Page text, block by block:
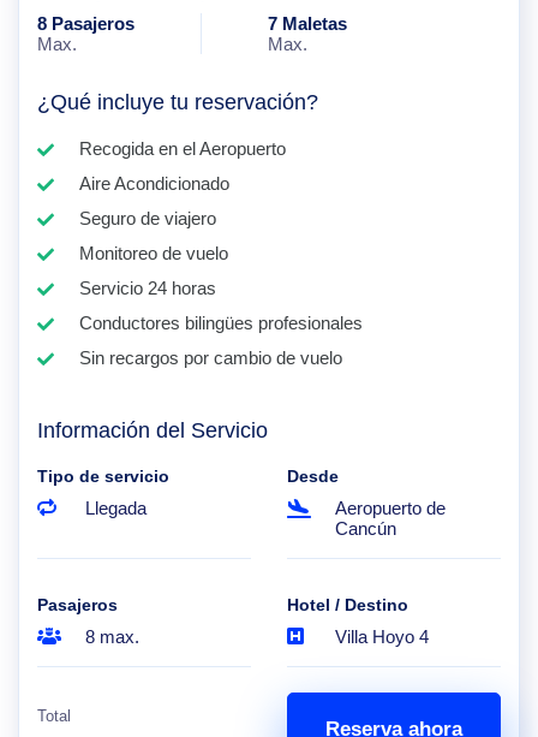
8 Pasajeros
Max.
7 Maletas
Max.
¿Qué incluye tu reservación?
Recogida en el Aeropuerto
Aire Acondicionado
Seguro de viajero
Monitoreo de vuelo
Servicio 24 horas
Conductores bilingües profesionales
Sin recargos por cambio de vuelo
Información del Servicio
Tipo de servicio
Llegada
Desde
Aeropuerto de
Cancún
Pasajeros
8 max.
Hotel / Destino
Villa Hoyo 4
Total
Reserva ahora